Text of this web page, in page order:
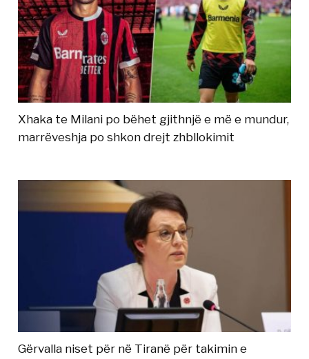
Xhaka te Milani po bëhet gjithnjë e më e mundur,
marrëveshja po shkon drejt zhbllokimit
Gërvalla niset për në Tiranë për takimin e